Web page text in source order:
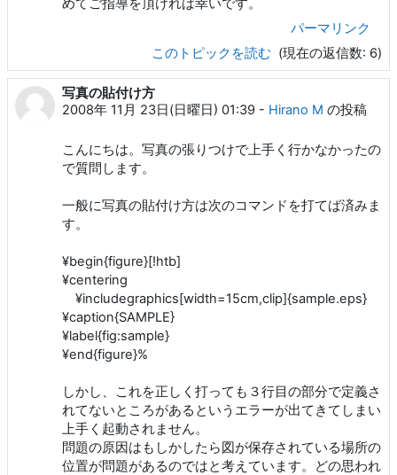
めてご指導を頂ければ幸いです。
パーマリンク
このトピックを読む (現在の返信数: 6)
写真の貼付け方
2008年 11月 23日(日曜日) 01:39 - Hirano M の投稿
こんにちは。写真の張りつけで上手く行かなかったの
で質問します。
一般に写真の貼付け方は次のコマンドを打てば済みま
す。
¥begin{figure}[!htb]
¥centering
¥includegraphics[width=15cm,clip]{sample.eps}
¥caption{SAMPLE}
¥label{fig:sample}
¥end{figure}%
しかし、これを正しく打っても３行目の部分で定義さ
れてないところがあるというエラーが出てきてしまい
上手く起動されません。
問題の原因はもしかしたら図が保存されている場所の
位置が問題があるのではと考えています。どの思われ